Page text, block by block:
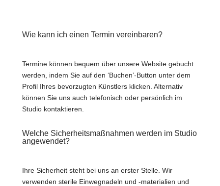
Wie kann ich einen Termin vereinbaren?
Termine können bequem über unsere Website gebucht
werden, indem Sie auf den ‘Buchen’-Button unter dem
Profil Ihres bevorzugten Künstlers klicken. Alternativ
können Sie uns auch telefonisch oder persönlich im
Studio kontaktieren.
Welche Sicherheitsmaßnahmen werden im Studio
angewendet?
Ihre Sicherheit steht bei uns an erster Stelle. Wir
verwenden sterile Einwegnadeln und -materialien und